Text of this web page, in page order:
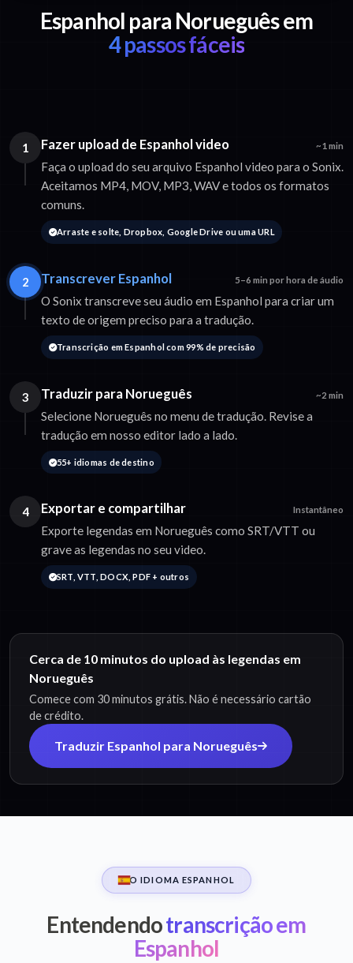
Espanhol para Norueguês em
4 passos fáceis
1 Fazer upload de Espanhol video ~1 min
Faça o upload do seu arquivo Espanhol video para o Sonix.
Aceitamos MP4, MOV, MP3, WAV e todos os formatos
comuns.
Arraste e solte, Dropbox, Google Drive ou uma URL
2 Transcrever Espanhol 5–6 min por hora de áudio
O Sonix transcreve seu áudio em Espanhol para criar um
texto de origem preciso para a tradução.
Transcrição em Espanhol com 99% de precisão
3 Traduzir para Norueguês ~2 min
Selecione Norueguês no menu de tradução. Revise a
tradução em nosso editor lado a lado.
55+ idiomas de destino
4 Exportar e compartilhar Instantâneo
Exporte legendas em Norueguês como SRT/VTT ou
grave as legendas no seu video.
SRT, VTT, DOCX, PDF + outros
Cerca de 10 minutos do upload às legendas em
Norueguês
Comece com 30 minutos grátis. Não é necessário cartão
de crédito.
Traduzir Espanhol para Norueguês
O IDIOMA ESPANHOL
Entendendotranscrição em
Espanhol